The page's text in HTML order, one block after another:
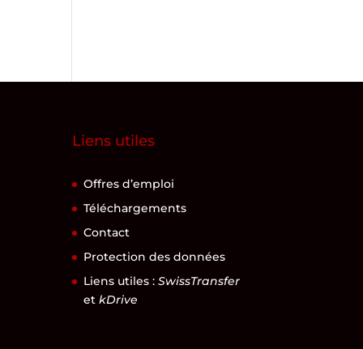
Liens utiles
Offres d’emploi
Téléchargements
Contact
Protection des données
Liens utiles :SwissTransfer
etkDrive